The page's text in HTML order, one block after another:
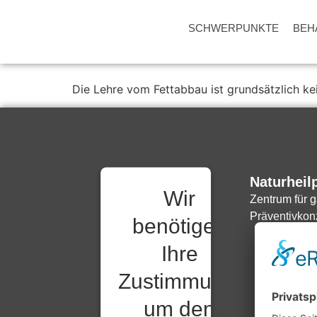
SCHWERPUNKTE
Übergewicht
Die Lehre vom Fettabbau ist grundsätzlich
Wir
benötigen
Ihre
Zustimmung,
um den
Zentrum für